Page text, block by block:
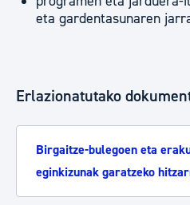
eta gardentasunaren
Erlazionatutako
Birgaitze-bulegoen eta
eginkizunak garatzeko